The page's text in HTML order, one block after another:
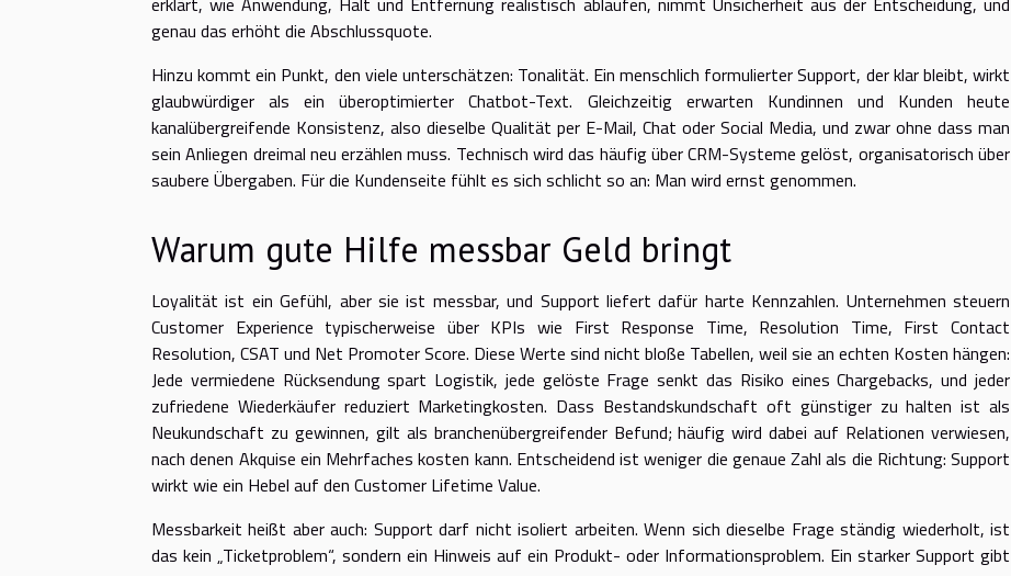
genau das erhöht die Abschlussquote.
Hinzu kommt ein Punkt, den viele unterschätzen: Tonalität. Ein menschlich formulierter Support, der klar bleibt, wirkt
glaubwürdiger als ein überoptimierter Chatbot-Text. Gleichzeitig erwarten Kundinnen und Kunden heute
kanalübergreifende Konsistenz, also dieselbe Qualität per E-Mail, Chat oder Social Media, und zwar ohne dass man
sein Anliegen dreimal neu erzählen muss. Technisch wird das häufig über CRM-Systeme gelöst, organisatorisch über
saubere Übergaben. Für die Kundenseite fühlt es sich schlicht so an: Man wird ernst genommen.
Warum gute Hilfe messbar Geld bringt
Loyalität ist ein Gefühl, aber sie ist messbar, und Support liefert dafür harte Kennzahlen. Unternehmen steuern
Customer Experience typischerweise über KPIs wie First Response Time, Resolution Time, First Contact
Resolution, CSAT und Net Promoter Score. Diese Werte sind nicht bloße Tabellen, weil sie an echten Kosten hängen:
Jede vermiedene Rücksendung spart Logistik, jede gelöste Frage senkt das Risiko eines Chargebacks, und jeder
zufriedene Wiederkäufer reduziert Marketingkosten. Dass Bestandskundschaft oft günstiger zu halten ist als
Neukundschaft zu gewinnen, gilt als branchenübergreifender Befund; häufig wird dabei auf Relationen verwiesen,
nach denen Akquise ein Mehrfaches kosten kann. Entscheidend ist weniger die genaue Zahl als die Richtung: Support
wirkt wie ein Hebel auf den Customer Lifetime Value.
Messbarkeit heißt aber auch: Support darf nicht isoliert arbeiten. Wenn sich dieselbe Frage ständig wiederholt, ist
das kein „Ticketproblem“, sondern ein Hinweis auf ein Produkt- oder Informationsproblem. Ein starker Support gibt